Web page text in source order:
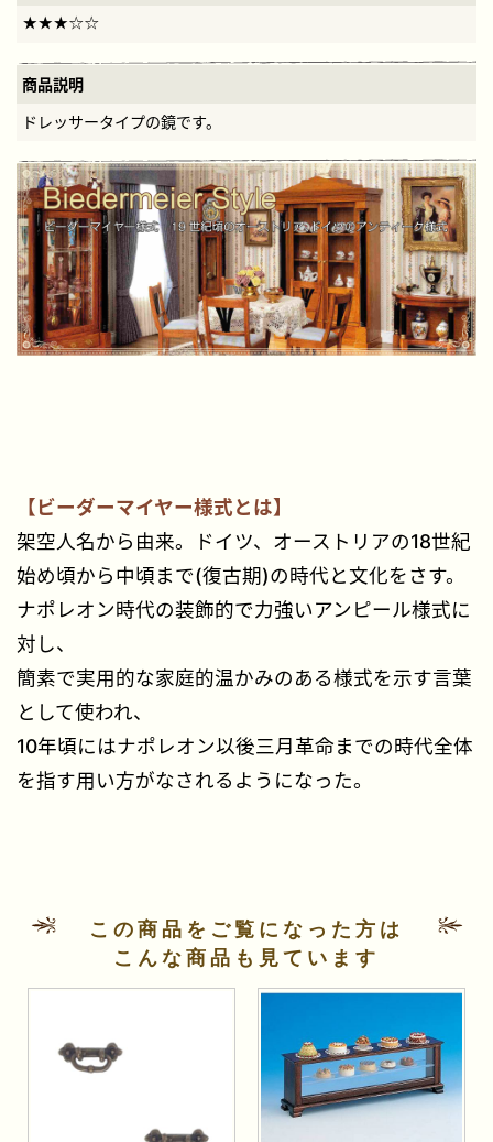
商品説明
ドレッサータイプの鏡です。
【ビーダーマイヤー様式とは】
架空人名から由来。ドイツ、オーストリアの18世紀
始め頃から中頃まで(復古期)の時代と文化をさす。
ナポレオン時代の装飾的で力強いアンピール様式に
対し、
簡素で実用的な家庭的温かみのある様式を示す言葉
として使われ、
10年頃にはナポレオン以後三月革命までの時代全体
を指す用い方がなされるようになった。
この商品をご覧になった方は
こんな商品も見ています